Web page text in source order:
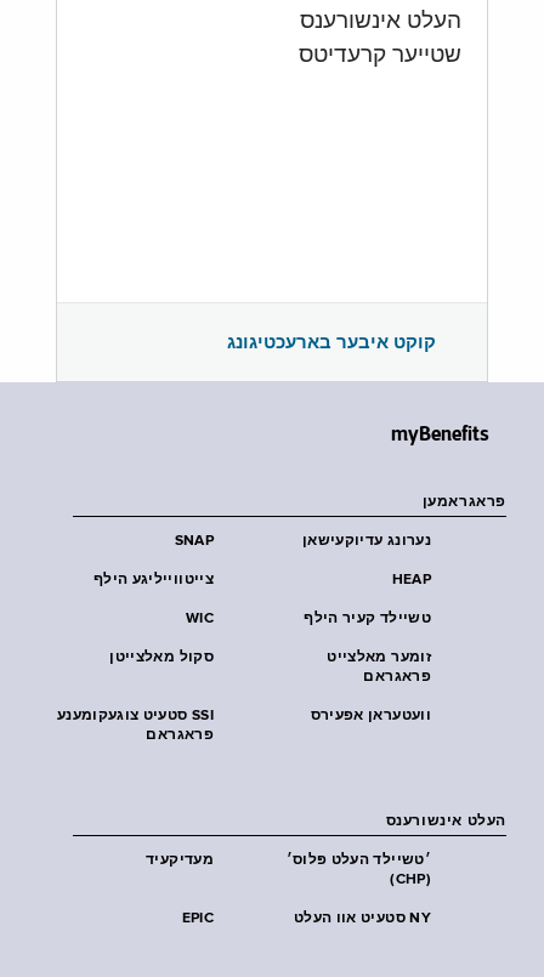
העלט אינשורענס
שטייער קרעדיטס
קוקט איבער בארעכטיגונג
myBenefits
פראגראמען
SNAP נערונג עדיוקעישאן
צייטווייליגע הילף HEAP
WIC טשיילד קעיר הילף
סקול מאלצייטן
זומער מאלצייט
פראגראם
SSI סטעיט צוגעקומענע
פראגראם
וועטעראן אפעירס
העלט אינשורענס
מעדיקעיד
׳טשיילד העלט פּלוס׳
(CHP)
EPIC NY סטעיט אוו העלט